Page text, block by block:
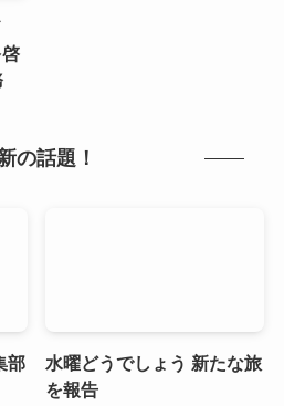
の話題！
部
水曜どうでしょう 新たな旅
を報告